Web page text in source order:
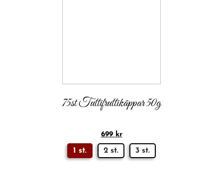
75st Tuttifruttikäppar 50g
699 kr
1 st. 2 st. 3 st.